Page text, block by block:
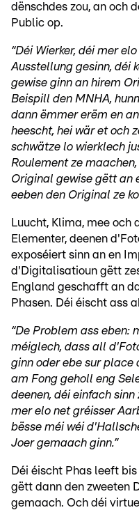
dënschdes zou, an och
Public op.
“Déi Wierker, déi mer
Ausstellung gesinn, déi
gewise ginn an hirem
Beispill den MNHA,
dann ëmmer erëm en
heescht, hei wär et och
schwätze lo wierklech
Roulement ze
Original gewise gëtt an
eeben den Original ze
Luucht, Klima, mee och
Elementer, deenen
exposéiert sinn an en
d'Digitalisatioun gëtt
England geschafft an
Phasen. Déi éischt ass
“De Problem ass eben:
méiglech, dass all
ginn oder ebe sur place
am Fong geholl eng
deenen, déi einfach
mer elo net gréisser
bësse méi wéi
Joer gemaach ginn.”
Déi éischt Phas leeft
gëtt dann den zweeten
gemaach. Och déi